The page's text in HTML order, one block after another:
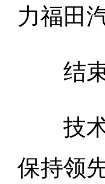
力福田
结束
技术
保持领